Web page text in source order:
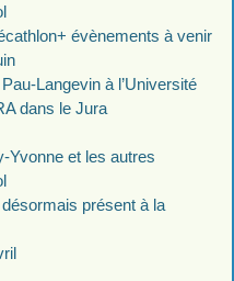
évènements à venir
Langevin à l’Université
dans le Jura
Yvonne et les autres
présent à la